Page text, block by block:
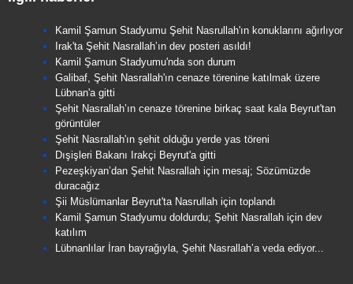
Kamil Şamun Stadyumu Şehit Nasrullah'ın konuklarını ağırlıyor
Irak'ta Şehit Nasrallah’ın dev posteri asıldı!
Kamil Şamun Stadyumu'nda son durum
Galibaf, Şehit Nasrallah'ın cenaze törenine katılmak üzere
Lübnan'a gitti
Şehit Nasrallah’ın cenaze törenine birkaç saat kala Beyrut'tan
görüntüler
Şehit Nasrallah'ın şehit olduğu yerde yas töreni
Dışişleri Bakanı Irakçi Beyrut'a gitti
Pezeşkiyan’dan Şehit Nasrallah için mesaj; Sözümüzde
duracağız
Şii Müslümanlar Beyrut'ta Nasrullah için toplandı
Kamil Şamun Stadyumu doldurdu; Şehit Nasrallah için dev
katılım
Lübnanlılar İran bayrağıyla, Şehit Nasrallah’a veda ediyor...